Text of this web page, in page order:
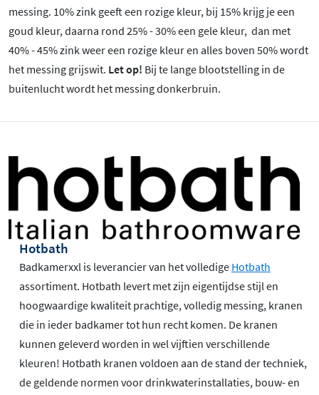
messing. 10% zink geeft een rozige kleur, bij 15% krijg je een
goud kleur, daarna rond 25% - 30% een gele kleur, dan met
40% - 45% zink weer een rozige kleur en alles boven 50% wordt
het messing grijswit. Let op! Bij te lange blootstelling in de
buitenlucht wordt het messing donkerbruin.
Hotbath
Badkamerxxl is leverancier van het volledige Hotbath
assortiment. Hotbath levert met zijn eigentijdse stijl en
hoogwaardige kwaliteit prachtige, volledig messing, kranen
die in ieder badkamer tot hun recht komen. De kranen
kunnen geleverd worden in wel vijftien verschillende
kleuren! Hotbath kranen voldoen aan de stand der techniek,
de geldende normen voor drinkwaterinstallaties, bouw- en